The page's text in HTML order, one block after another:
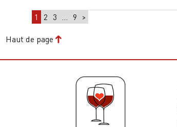
1 2 3 9 >
Haut de page